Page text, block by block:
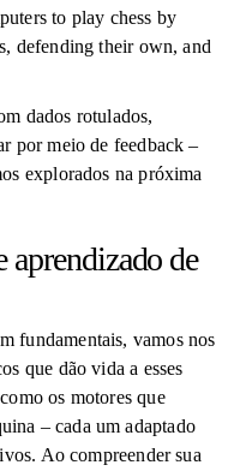
to play chess by
defending their own, and
dados rotulados,
por meio de feedback –
explorados na próxima
de
fundamentais, vamos nos
que dão vida a esses
os motores que
– cada um adaptado
Ao compreender sua